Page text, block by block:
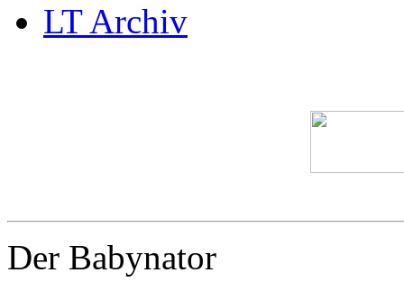
LT Archiv
Der Babynator